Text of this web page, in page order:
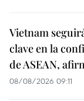
Vietnam
clave en la
de ASEAN,
08/08/2026 09:11